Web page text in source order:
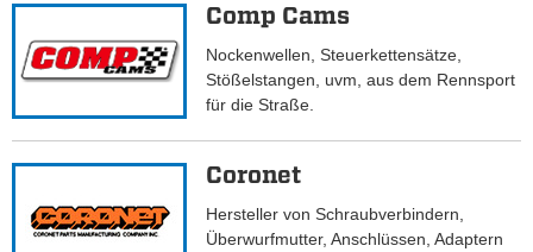
Comp Cams
Nockenwellen, Steuerkettensätze,
Stößelstangen, uvm, aus dem Rennsport
für die Straße.
Coronet
Hersteller von Schraubverbindern,
Überwurfmutter, Anschlüssen, Adaptern